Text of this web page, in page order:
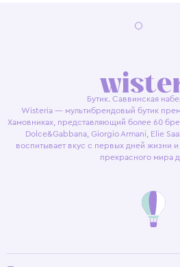
Бутик. Саввинская
Wisteria — мультибрендовый бутик
Хамовниках, представляющий более 60
Dolce&Gabbana, Giorgio Armani, Elie
воспитывает вкус с первых дней жизни и
прекрасного мира